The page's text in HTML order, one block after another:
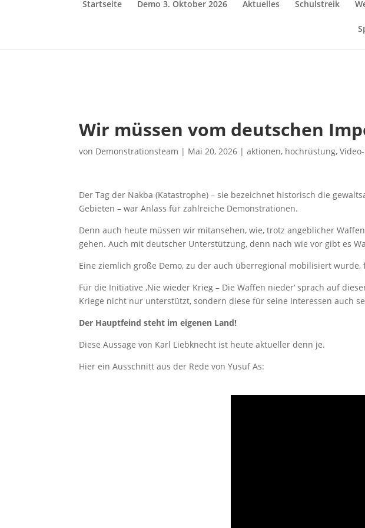
Startseite Demo 3. Oktober 2026 Aktuelles Schulstreik
Wir müssen vom deutschen
von Demonstrationsteam | Mai 20, 2026 |aktionen, hochrüstung,
Der Tag der Nakba (Katastrophe) – sie bezeichnet historisch die
Gebieten – war Anlass für zahlreiche Demonstrationen.
Denn auch heute müssen wir mitansehen, wie, trotz angeblicher
gehen. Auch mit deutscher Unterstützung, denn nach wie vor gibt es
Eine ziemlich große Demo, zu der auch überregional mobilisiert
Für die Initiative ‚Nie wieder Krieg – Die Waffen nieder‘ sprach auf
Kriege nicht nur unterstützt, sondern diese für seine Interessen auch
Der Hauptfeind steht im eigenen Land!
Diese Aussage von Karl Liebknecht ist heute aktueller denn je.
Hier ein Ausschnitt aus der Rede von Yusuf As: